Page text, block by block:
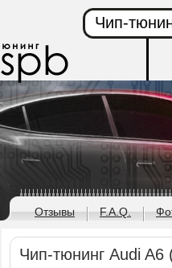
Чип-
Отзывы F.A.Q.
Чип-тюнинг Audi